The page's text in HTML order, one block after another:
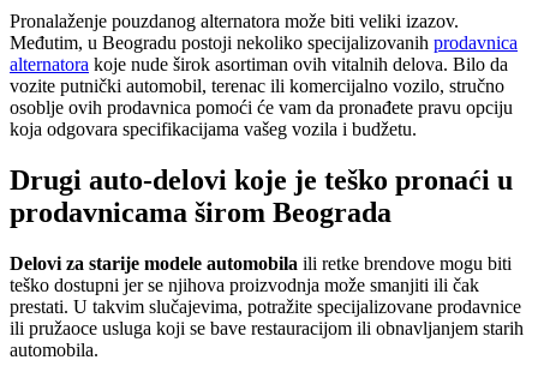
Pronalaženje pouzdanog alternatora može biti veliki izazov.
Međutim, u Beogradu postoji nekoliko specijalizovanih prodavnica
alternatora koje nude širok asortiman ovih vitalnih delova. Bilo da
vozite putnički automobil, terenac ili komercijalno vozilo, stručno
osoblje ovih prodavnica pomoći će vam da pronađete pravu opciju
koja odgovara specifikacijama vašeg vozila i budžetu.
Drugi auto-delovi koje je teško pronaći u
prodavnicama širom Beograda
Delovi za starije modele automobila ili retke brendove mogu biti
teško dostupni jer se njihova proizvodnja može smanjiti ili čak
prestati. U takvim slučajevima, potražite specijalizovane prodavnice
ili pružaoce usluga koji se bave restauracijom ili obnavljanjem starih
automobila.